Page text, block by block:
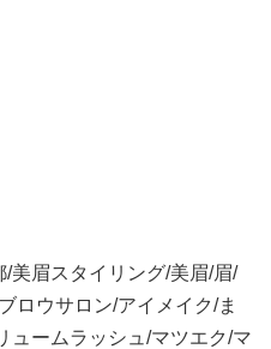
/美眉スタイリング/美眉/眉/
ロウサロン/アイメイク/ま
ュームラッシュ/マツエク/マ